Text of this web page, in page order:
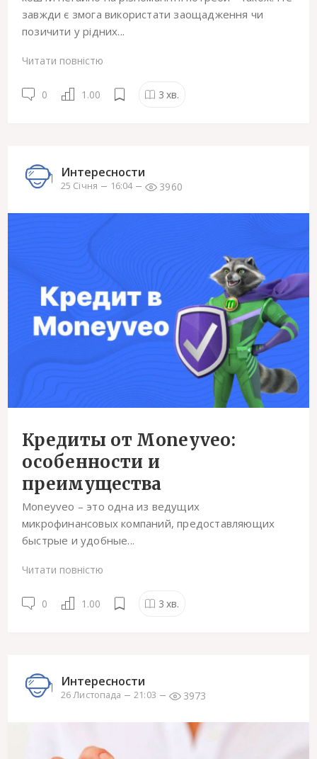
завжди є змога використати заощадження чи
позичити у рідних...
Читати повністю
0 1.00 3 хв.
Интересности
25 Січня 16:04 3960
Кредиты от Moneyveo:
особенности и
преимущества
Moneyveo – это одна из ведущих
микрофинансовых компаний, предоставляющих
быстрые и удобные...
Читати повністю
0 1.00 3 хв.
Интересности
26 Листопада 21:03 3973